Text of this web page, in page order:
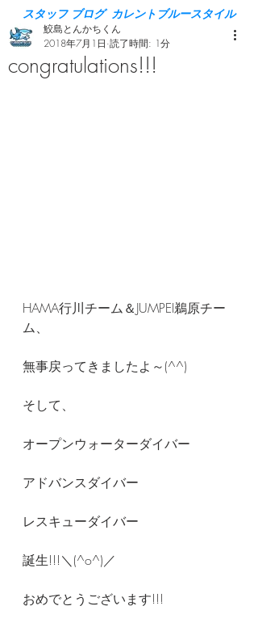
スタッフ ブログ カレントブルースタイル
congratulations!!!
鮫島とんかちくん
2018年7月1日 読了時間: 1分
HAMA行川チーム＆JUMPEI鵜原チー
ム、
無事戻ってきましたよ～(^^)
そして、
オープンウォーターダイバー
アドバンスダイバー
レスキューダイバー
誕生!!!＼(^o^)／
おめでとうございます!!!